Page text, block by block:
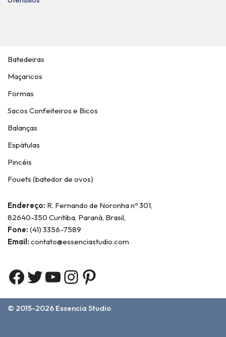
Batedeiras
Maçaricos
Formas
Sacos Confeiteiros e Bicos
Balanças
Espátulas
Pincéis
Fouets (batedor de ovos)
Endereço: R. Fernando de Noronha nº 301,
82640-350 Curitiba, Paraná, Brasil,
Fone: (41) 3356-7589
Email: contato@essenciastudio.com
© 2015-2026 Essencia Studio